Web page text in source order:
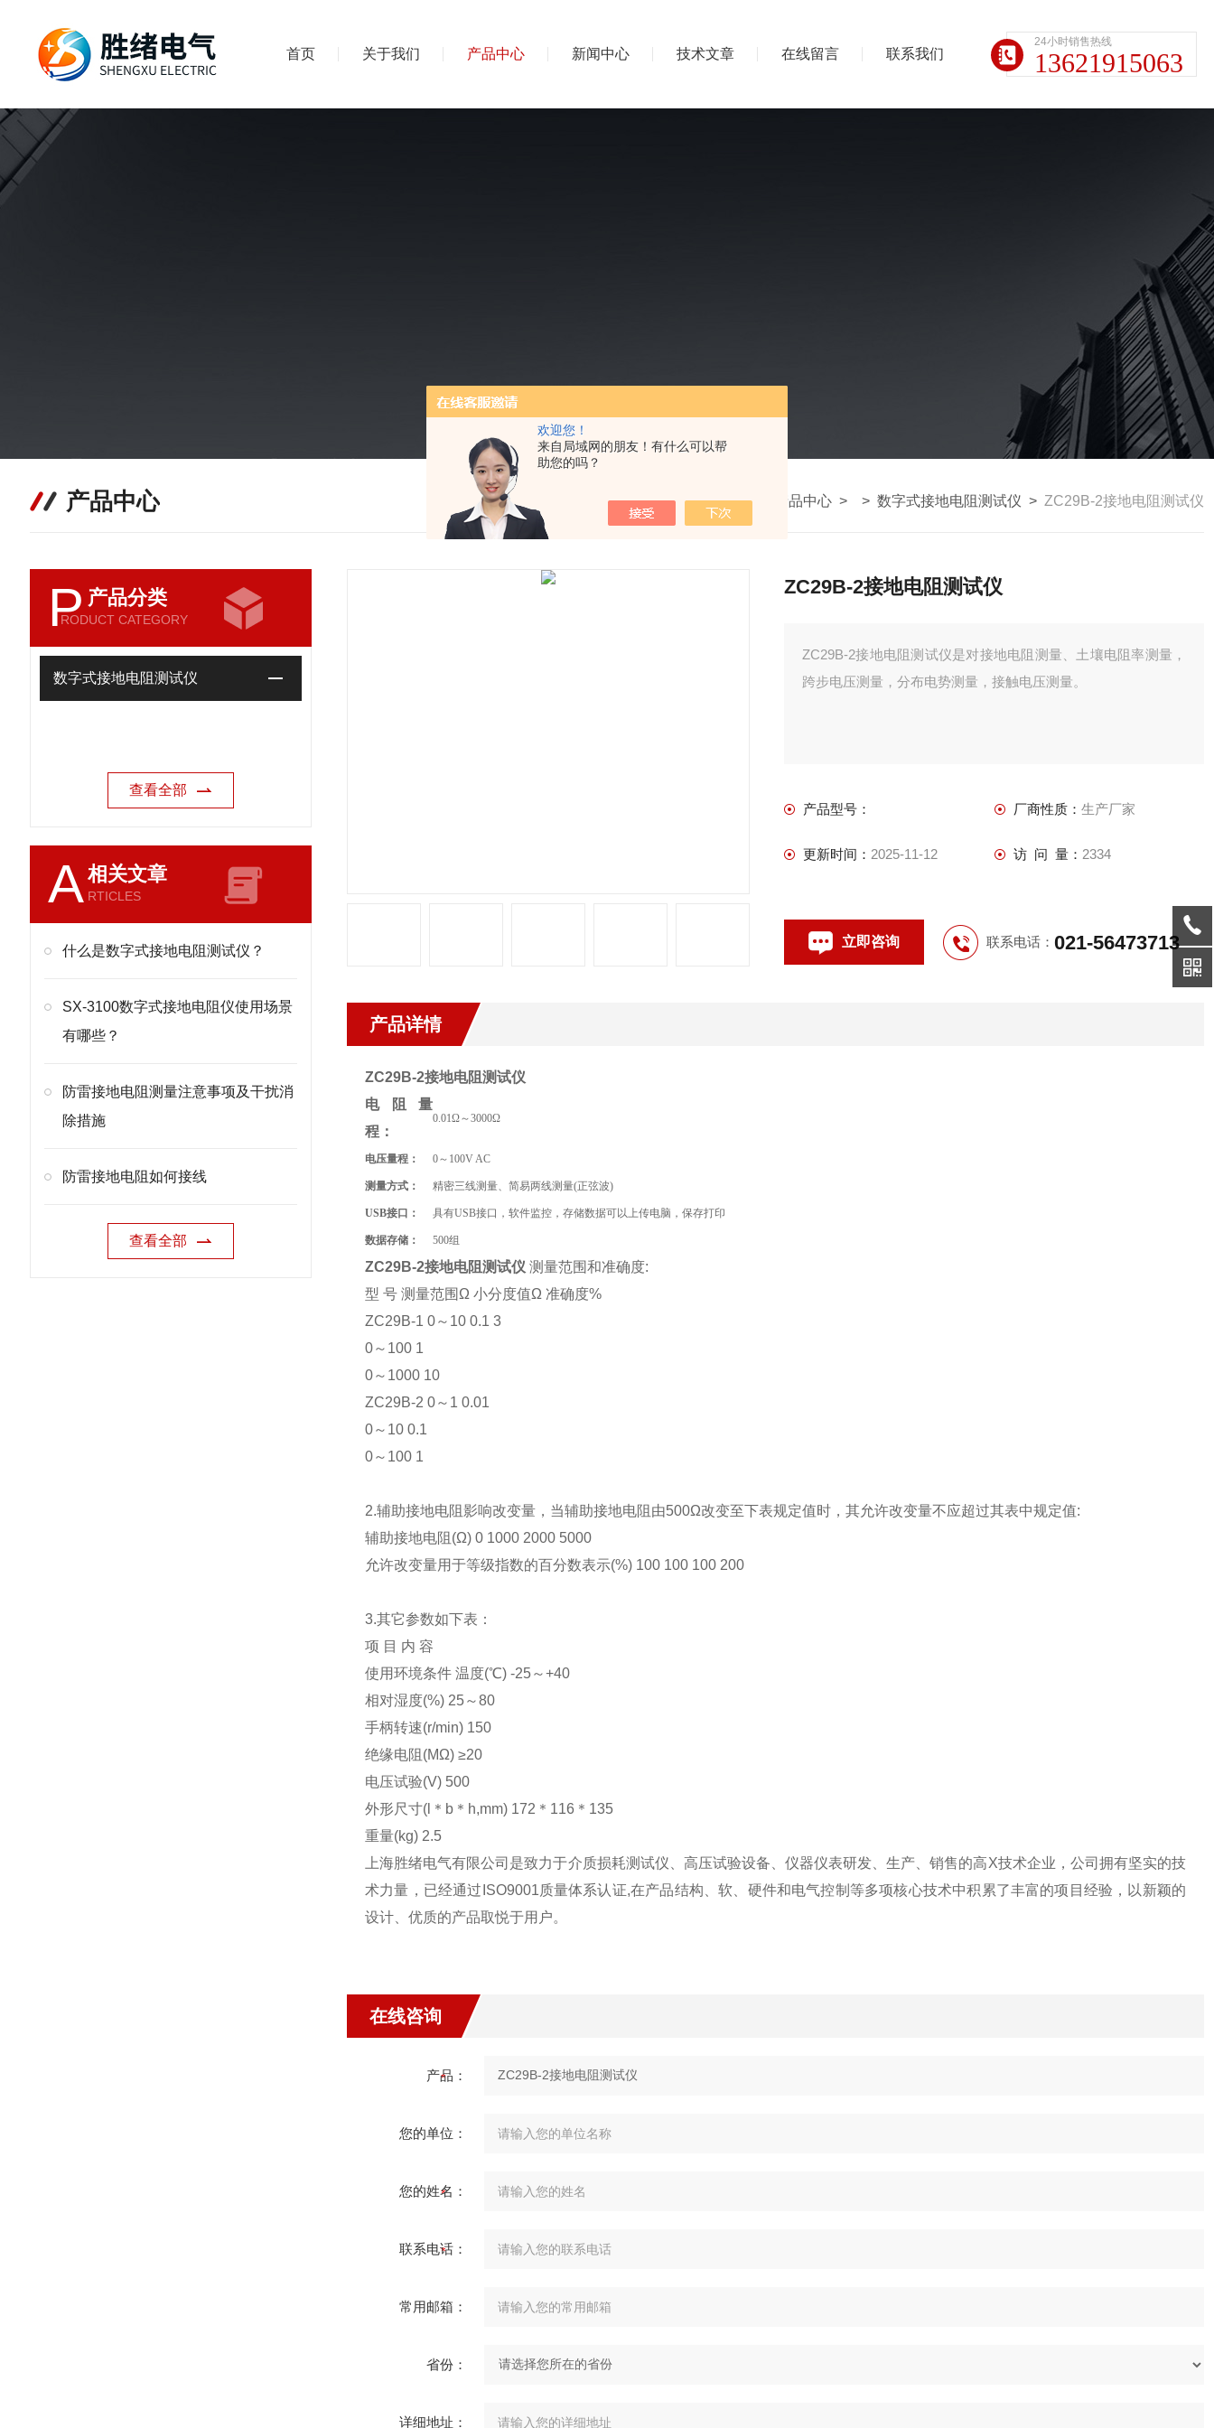
欢迎您！
来自局域网的朋友！有什么可以帮
助您的吗？
首页 关于我们 产品中心 新闻中心 技术文章 在线留言 联系我们
24小时销售热线
13621915063
产品中心 我的位置：首页> 产品中心 > > 数字式接地电阻测试仪 > ZC29B-2接地电阻测试仪
P 产品分类
RODUCT CATEGORY
数字式接地电阻测试仪
查看全部
A相关文章
RTICLES
什么是数字式接地电阻测试仪？
SX-3100数字式接地电阻仪使用场景
有哪些？
防雷接地电阻测量注意事项及干扰消
除措施
防雷接地电阻如何接线
查看全部
ZC29B-2接地电阻测试仪
ZC29B-2接地电阻测试仪是对接地电阻测量、土壤电阻率测量，
跨步电压测量，分布电势测量，接触电压测量。
产品型号： 厂商性质： 生产厂家
更新时间： 2025-11-12 访 问 量： 2334
立即咨询 联系电话： 021-56473713
产品详情
ZC29B-2接地电阻测试仪
电阻量
程 ：
0.01Ω～3000Ω
电压量程 ： 0～100V AC
测量方式 ： 精密三线测量、简易两线测量(正弦波)
USB接口 ： 具有USB接口，软件监控，存储数据可以上传电脑，保存打印
数据存储 ： 500组
ZC29B-2接地电阻测试仪 测量范围和准确度:
型 号 测量范围Ω 小分度值Ω 准确度%
ZC29B-1 0～10 0.1 3
0～100 1
0～1000 10
ZC29B-2 0～1 0.01
0～10 0.1
0～100 1
2.辅助接地电阻影响改变量，当辅助接地电阻由500Ω改变至下表规定值时，其允许改变量不应超过其表中规定值:
辅助接地电阻(Ω) 0 1000 2000 5000
允许改变量用于等级指数的百分数表示(%) 100 100 100 200
3.其它参数如下表：
项 目 内 容
使用环境条件 温度(℃) -25～+40
相对湿度(%) 25～80
手柄转速(r/min) 150
绝缘电阻(MΩ) ≥20
电压试验(V) 500
外形尺寸(l＊b＊h,mm) 172＊116＊135
重量(kg) 2.5
上海胜绪电气有限公司是致力于介质损耗测试仪、高压试验设备、仪器仪表研发、生产、销售的高X技术企业 ，公司拥有坚实的技
术力量，已经通过ISO9001质量体系认证,在产品结构、软、硬件和电气控制等多项核心技术中积累了丰富的项目经验，以新颖的
设计、优质的产品取悦于用户。
在线咨询
产品：
您的单位：
您的姓名：
联系电话：
常用邮箱：
省份：
详细地址：